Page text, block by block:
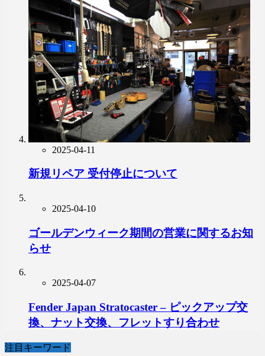
2025-04-11
新規リペア 受付停止について
2025-04-10
ゴールデンウィーク期間の営業に関するお知
らせ
2025-04-07
Fender Japan Stratocaster – ピックアップ交
換、ナット交換、フレットすり合わせ
注目キーワード